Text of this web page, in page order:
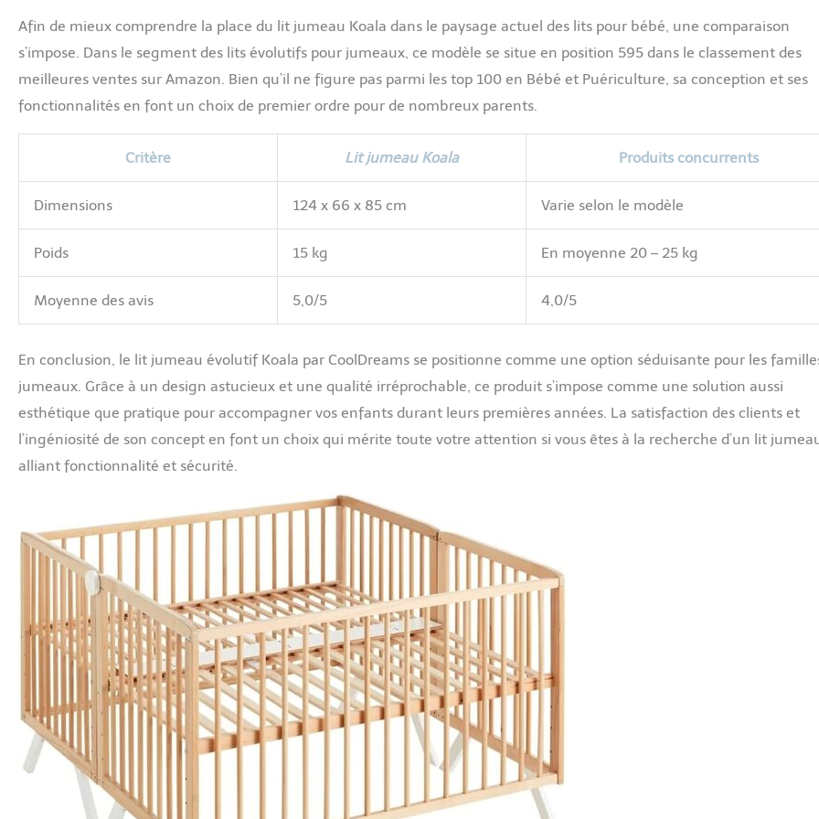
Afin de mieux comprendre la place du lit jumeau Koala dans le paysage actuel des lits pour bébé, une comparaison
s’impose. Dans le segment des lits évolutifs pour jumeaux, ce modèle se situe en position 595 dans le classement des
meilleures ventes sur Amazon. Bien qu’il ne figure pas parmi les top 100 en Bébé et Puériculture, sa conception et ses
fonctionnalités en font un choix de premier ordre pour de nombreux parents.
Critère Lit jumeau Koala Produits concurrents
Dimensions 124 x 66 x 85 cm Varie selon le modèle
Poids 15 kg En moyenne 20 – 25 kg
Moyenne des avis 5,0/5 4,0/5
En conclusion, le lit jumeau évolutif Koala par CoolDreams se positionne comme une option séduisante pour les
jumeaux. Grâce à un design astucieux et une qualité irréprochable, ce produit s’impose comme une solution aussi
esthétique que pratique pour accompagner vos enfants durant leurs premières années. La satisfaction des clients et
l’ingéniosité de son concept en font un choix qui mérite toute votre attention si vous êtes à la recherche d’un lit
alliant fonctionnalité et sécurité.